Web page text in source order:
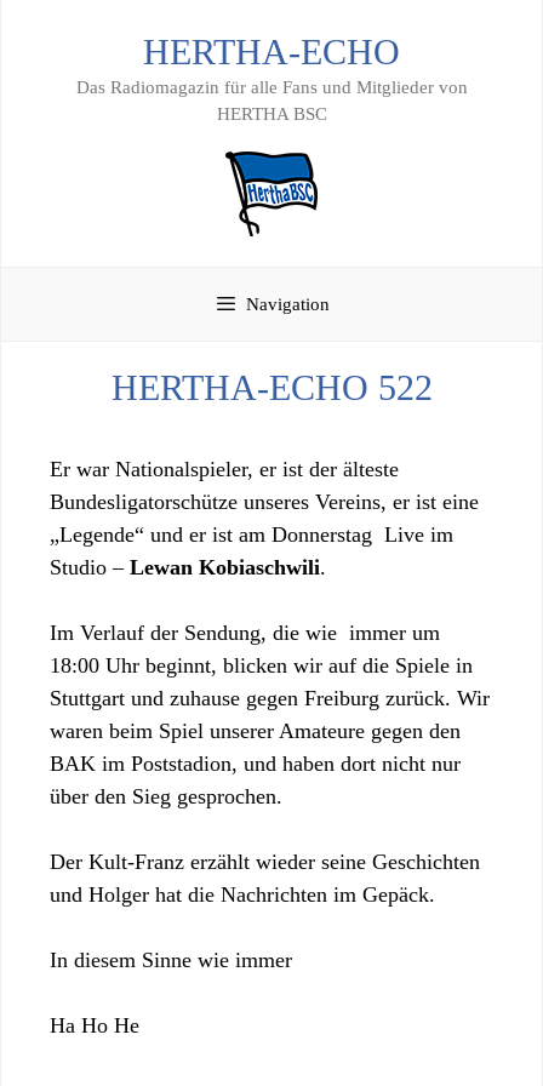
HERTHA-ECHO
Das Radiomagazin für alle Fans und Mitglieder von
HERTHA BSC
Navigation
HERTHA-ECHO 522
Er war Nationalspieler, er ist der älteste
Bundesligatorschütze unseres Vereins, er ist eine
„Legende“ und er ist am Donnerstag Live im
Studio – Lewan Kobiaschwili.
Im Verlauf der Sendung, die wie immer um
18:00 Uhr beginnt, blicken wir auf die Spiele in
Stuttgart und zuhause gegen Freiburg zurück. Wir
waren beim Spiel unserer Amateure gegen den
BAK im Poststadion, und haben dort nicht nur
über den Sieg gesprochen.
Der Kult-Franz erzählt wieder seine Geschichten
und Holger hat die Nachrichten im Gepäck.
In diesem Sinne wie immer
Ha Ho He